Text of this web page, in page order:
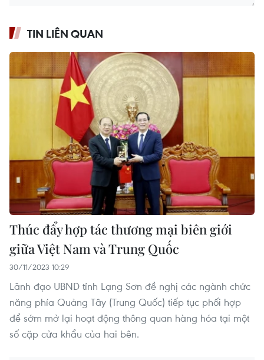
TIN LIÊN QUAN
Thúc đẩy hợp tác thương mại biên giới
giữa Việt Nam và Trung Quốc
30/11/2023 10:29
Lãnh đạo UBND tỉnh Lạng Sơn đề nghị các ngành chức
năng phía Quảng Tây (Trung Quốc) tiếp tục phối hợp
để sớm mở lại hoạt động thông quan hàng hóa tại một
số cặp cửa khẩu của hai bên.